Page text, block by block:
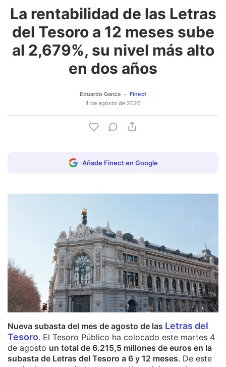
La rentabilidad de las Letras
del Tesoro a 12 meses sube
al 2,679%, su nivel más alto
en dos años
Eduardo García
Finect
4 de agosto de 2026
Añade Finect en Google
Nueva subasta del mes de agosto de las Letras del
Tesoro. El Tesoro Público ha colocado este martes 4
de agosto un total de 6.215,5 millones de euros en la
subasta de Letras del Tesoro a 6 y 12 meses. De este